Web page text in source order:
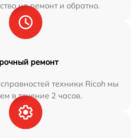
на ремонт и обратно.
ремонт
техники Ricoh мы
в течение 2 часов.